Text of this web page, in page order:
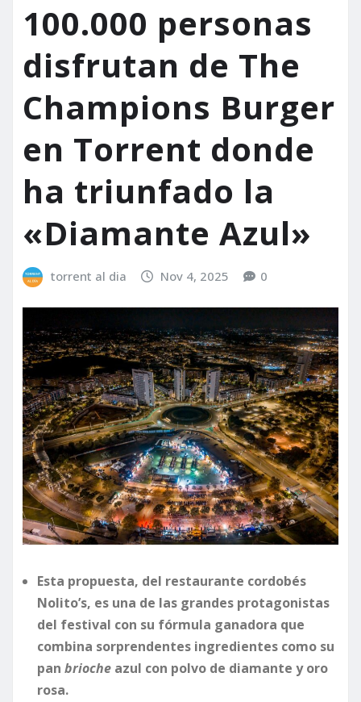
100.000 personas
disfrutan de The
Champions Burger
en Torrent donde
ha triunfado la
«Diamante Azul»
torrent al dia Nov 4, 2025 0
Esta propuesta, del restaurante cordobés
Nolito’s, es una de las grandes protagonistas
del festival con su fórmula ganadora que
combina sorprendentes ingredientes como su
pan brioche azul con polvo de diamante y oro
rosa.